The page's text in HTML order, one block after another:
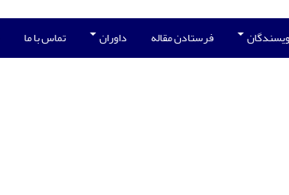
فرستادن مقاله داوران تماس با ما